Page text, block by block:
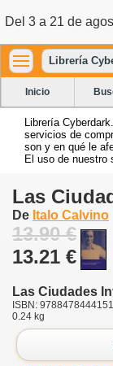
Del 3 a 21 de
Librería
Inicio
Librería
servicios de
son y en qué le
El uso de nuestro
Las
De Italo Calvino
13.90 €
13.21 €
Las Ciudades
ISBN:
0.24 kg